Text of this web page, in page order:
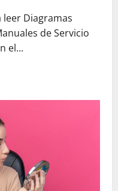
leer Diagramas
de Servicio
el...